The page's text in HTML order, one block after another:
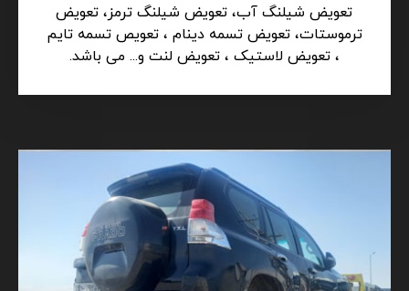
تعویض شیلنگ آب، تعویض شیلنگ ترمز، تعویض
ترموستات، تعویض تسمه دینام ، تعویص تسمه تایم
، تعویض لاستیک ، تعویض لنت و... می باشد.